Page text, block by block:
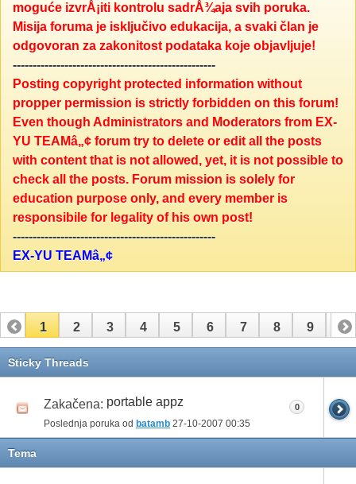
moguće izvrÅ¡iti kontrolu sadrÅ¾aja svih poruka.
Misija foruma je isključivo edukacija, a svaki član je
odgovoran za zakonitost podataka koje objavljuje!
---------------------------------------------------
Posting copyright protected information without
propper permission is strictly forbidden on this forum!
Even though Administrators and Moderators from EX-
YU TEAMâ„¢ forum try to delete or edit all the posts
with content that is not allowed, yet, it is not possible to
check all the posts. Forum mission is solely for
education purpose only, and every member is
responsibile for legality of his own post!
---------------------------------------------------
EX-YU TEAMâ„¢
1 2 3 4 5 6 7 8 9 10
11 12
Sticky Threads
Zakačena: portable appz
Poslednja poruka od batamb 27-10-2007 00:35
0
Tema